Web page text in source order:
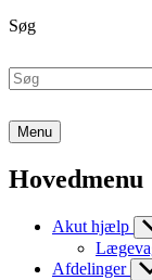
Søg
Menu
Hovedmenu
Akut hjælp
Afdelinger